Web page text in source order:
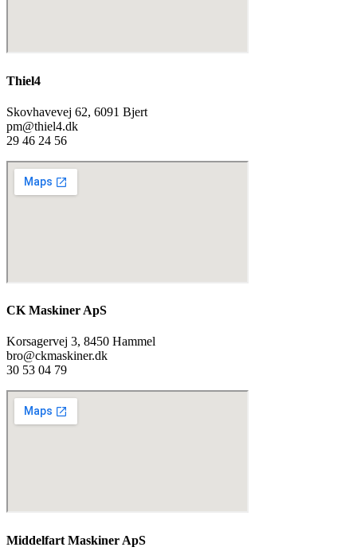
Thiel4
Skovhavevej 62, 6091 Bjert
pm@thiel4.dk
29 46 24 56
CK Maskiner ApS
Korsagervej 3, 8450 Hammel
bro@ckmaskiner.dk
30 53 04 79
Middelfart Maskiner ApS